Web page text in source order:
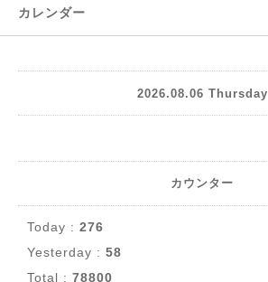
カレンダー
2026.08.06 Thursday
カウンター
Today : 276
Yesterday : 58
Total : 78800